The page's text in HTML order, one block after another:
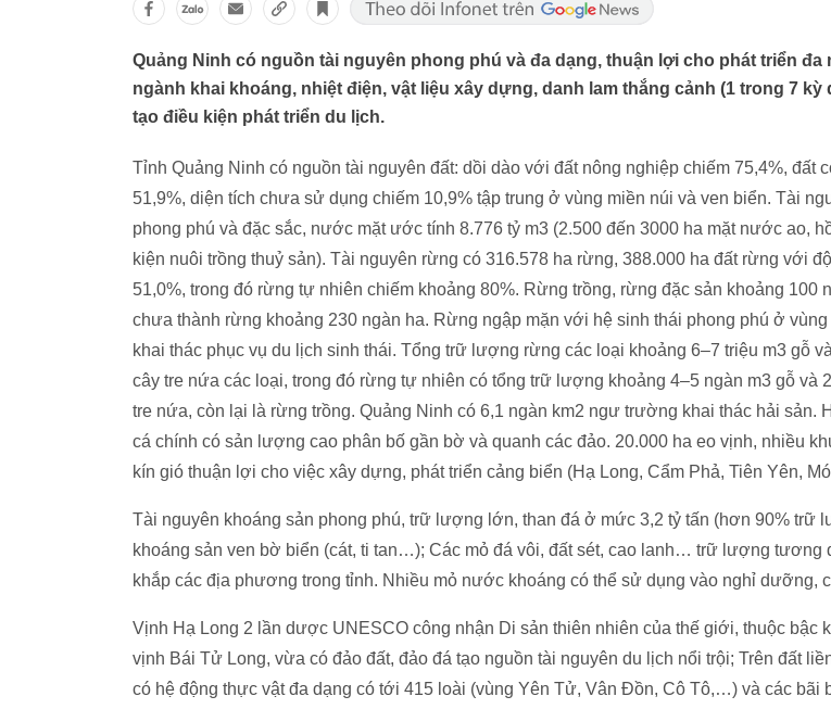
Quảng Ninh có nguồn tài nguyên phong phú và đa dạng, thuận lợi cho phát triển đa
ngành khai khoáng, nhiệt điện, vật liệu xây dựng, danh lam thắng cảnh (1 trong 7 kỳ
tạo điều kiện phát triển du lịch.
Tỉnh Quảng Ninh có nguồn tài nguyên đất: dồi dào với đất nông nghiệp chiếm 75,4%, đất
51,9%, diện tích chưa sử dụng chiếm 10,9% tập trung ở vùng miền núi và ven biển. Tài
phong phú và đặc sắc, nước mặt ước tính 8.776 tỷ m3 (2.500 đến 3000 ha mặt nước ao,
kiện nuôi trồng thuỷ sản). Tài nguyên rừng có 316.578 ha rừng, 388.000 ha đất rừng với
51,0%, trong đó rừng tự nhiên chiếm khoảng 80%. Rừng trồng, rừng đặc sản khoảng 100
chưa thành rừng khoảng 230 ngàn ha. Rừng ngập mặn với hệ sinh thái phong phú ở
khai thác phục vụ du lịch sinh thái. Tổng trữ lượng rừng các loại khoảng 6–7 triệu m3 gỗ
cây tre nứa các loại, trong đó rừng tự nhiên có tổng trữ lượng khoảng 4–5 ngàn m3 gỗ và
tre nứa, còn lại là rừng trồng. Quảng Ninh có 6,1 ngàn km2 ngư trường khai thác hải sản.
cá chính có sản lượng cao phân bố gần bờ và quanh các đảo. 20.000 ha eo vịnh, nhiều
kín gió thuận lợi cho việc xây dựng, phát triển cảng biển (Hạ Long, Cẩm Phả, Tiên Yên,
Tài nguyên khoáng sản phong phú, trữ lượng lớn, than đá ở mức 3,2 tỷ tấn (hơn 90% trữ
khoáng sản ven bờ biển (cát, ti tan…); Các mỏ đá vôi, đất sét, cao lanh… trữ lượng tương
khắp các địa phương trong tỉnh. Nhiều mỏ nước khoáng có thể sử dụng vào nghỉ dưỡng,
Vịnh Hạ Long 2 lần dược UNESCO công nhận Di sản thiên nhiên của thế giới, thuộc bậc
vịnh Bái Tử Long, vừa có đảo đất, đảo đá tạo nguồn tài nguyên du lịch nổi trội; Trên đất
có hệ động thực vật đa dạng có tới 415 loài (vùng Yên Tử, Vân Đồn, Cô Tô,…) và các bãi